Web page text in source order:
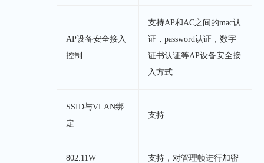
AP设备安全接入
控制
支持AP和AC之间的mac认
证，password认证，数字
证书认证等AP设备安全接
入方式
SSID与VLAN绑
定
支持
802.11W 支持，对管理帧进行加密